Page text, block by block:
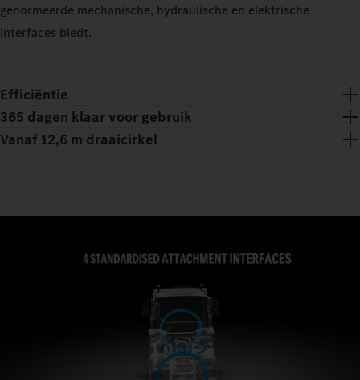
genormeerde mechanische, hydraulische en elektrische
interfaces biedt.
Efficiëntie
Met uw Unimog-werktuigdrager rijdt u brandstofbesparend en
365 dagen klaar voor gebruik
Vanaf 12,6 m draaicirkel